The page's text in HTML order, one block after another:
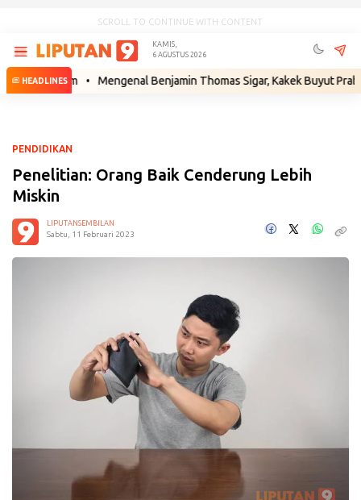
SCROLL TO CONTINUE WITH CONTENT
KAMIS,
6 AGUSTUS 2026
HEADLINES
• Mengenal Benjamin Thomas Sigar, Kakek Buyut Prabowo dari
PENDIDIKAN
Penelitian: Orang Baik Cenderung Lebih
Miskin
LIPUTANSEMBILAN
Sabtu, 11 Februari 2023